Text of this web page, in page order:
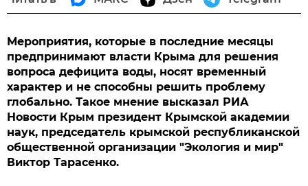
Мероприятия, которые в последние месяцы
предпринимают власти Крыма для решения
вопроса дефицита воды, носят временный
характер и не способны решить проблему
глобально. Такое мнение высказал РИА
Новости Крым президент Крымской академии
наук, председатель крымской республиканской
общественной организации "Экология и мир"
Виктор Тарасенко.